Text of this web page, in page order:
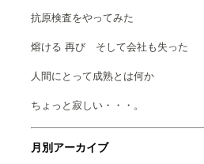
抗原検査をやってみた
熔ける 再び そして会社も失った
人間にとって成熟とは何か
ちょっと寂しい・・・。
月別アーカイブ